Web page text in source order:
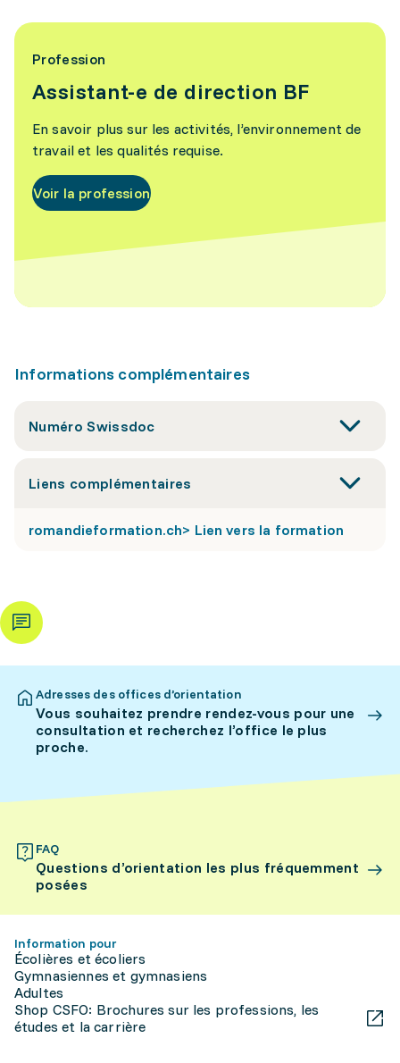
Profession
Assistant-e de direction BF
En savoir plus sur les activités, l’environnement de
travail et les qualités requise.
Voir la profession
Informations complémentaires
Numéro Swissdoc
Liens complémentaires
romandieformation.ch> Lien vers la formation
Adresses des offices d’orientation
Vous souhaitez prendre rendez-vous pour une
consultation et recherchez l’office le plus
proche.
FAQ
Questions d’orientation les plus fréquemment
posées
Information pour
Écolières et écoliers
Gymnasiennes et gymnasiens
Adultes
Shop CSFO: Brochures sur les professions, les
études et la carrière